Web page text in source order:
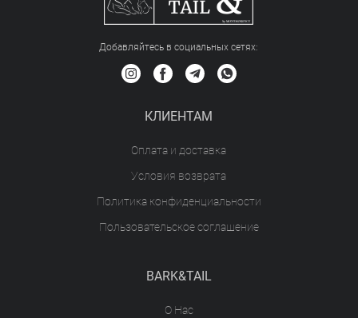
Добавляйтесь в социальных сетяx:
КЛИЕНТАМ
Оплата и доставка
Условия возврата
Политика конфиденциальности
Пользовательское соглашение
BARK&TAIL
О Нас